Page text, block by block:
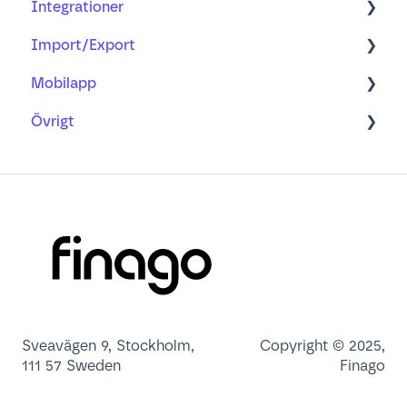
Filer
Kalender
Projekt
Bokföring
CRM
Avanserad Rapportering
Integrationer
Våra integrationer
Import/Export
Import
Importguider
Mobilapp
Lär dig mer om
Övrigt
Dashboard
Sveavägen 9, Stockholm,
111 57 Sweden
Copyright © 2025,
Finago